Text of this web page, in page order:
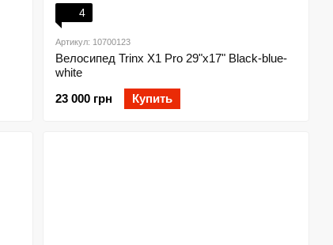
4
Артикул: 10700123
Велосипед Trinx X1 Pro 29"x17" Black-blue-
white
23 000 грн
Купить